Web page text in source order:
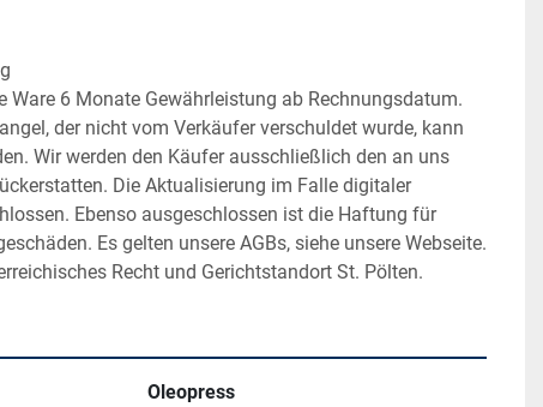
Ware 6 Monate Gewährleistung ab Rechnungsdatum.
der nicht vom Verkäufer verschuldet wurde, kann
Wir werden den Käufer ausschließlich den an uns
Die Aktualisierung im Falle digitaler
Ebenso ausgeschlossen ist die Haftung für
Es gelten unsere AGBs, siehe unsere Webseite.
Recht und Gerichtstandort St. Pölten.
Oleopress